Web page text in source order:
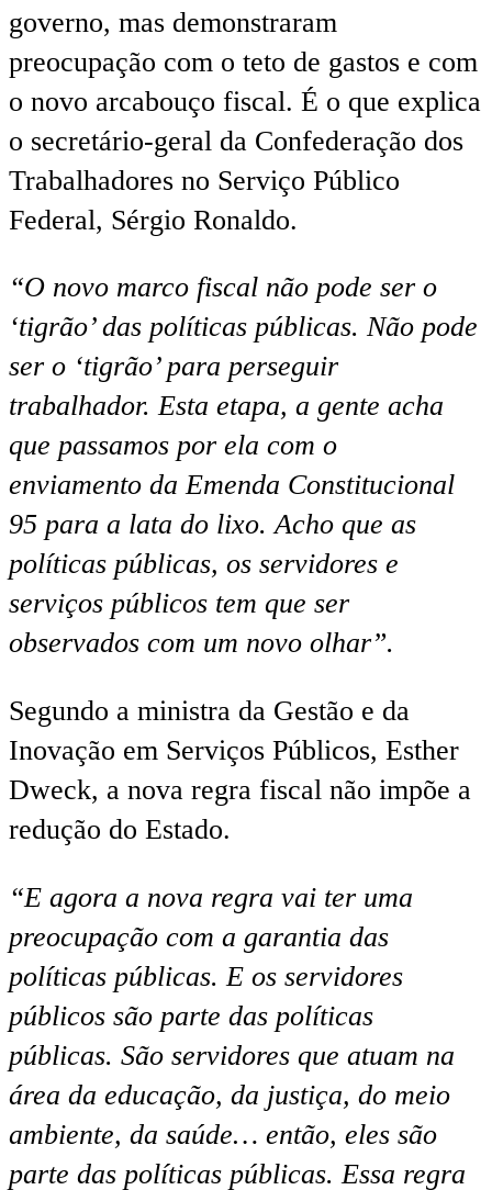
governo, mas demonstraram
preocupação com o teto de gastos e com
o novo arcabouço fiscal. É o que explica
o secretário-geral da Confederação dos
Trabalhadores no Serviço Público
Federal, Sérgio Ronaldo.
“O novo marco fiscal não pode ser o
‘tigrão’ das políticas públicas. Não pode
ser o ‘tigrão’ para perseguir
trabalhador. Esta etapa, a gente acha
que passamos por ela com o
enviamento da Emenda Constitucional
95 para a lata do lixo. Acho que as
políticas públicas, os servidores e
serviços públicos tem que ser
observados com um novo olhar”.
Segundo a ministra da Gestão e da
Inovação em Serviços Públicos, Esther
Dweck, a nova regra fiscal não impõe a
redução do Estado.
“E agora a nova regra vai ter uma
preocupação com a garantia das
políticas públicas. E os servidores
públicos são parte das políticas
públicas. São servidores que atuam na
área da educação, da justiça, do meio
ambiente, da saúde… então, eles são
parte das políticas públicas. Essa regra